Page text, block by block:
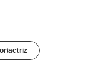
actriz